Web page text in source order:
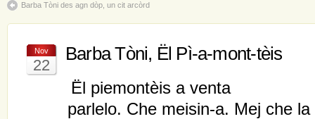
Barba Tòni des agn dòp, un cit arcòrd
Nov
22
Barba Tòni, Ël Pì-a-mont-tèis
Ël piemontèis a venta
parlelo. Che meisin-a. Mej che